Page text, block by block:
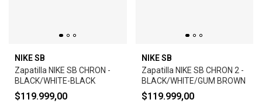
NIKE SB
Zapatilla NIKE SB CHRON -
BLACK/WHITE-BLACK
$119.999,00
NIKE SB
Zapatilla NIKE SB CHRON 2 -
BLACK/WHITE/GUM BROWN
$119.999,00